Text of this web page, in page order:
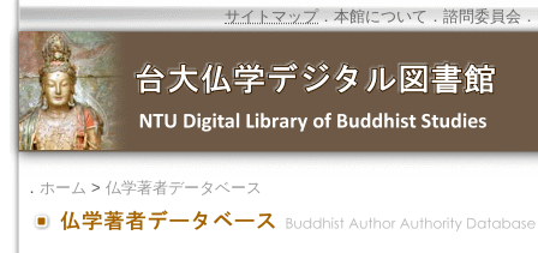
サイトマップ．本館について ．諮問委員会 ．
． ホーム > 仏学著者データベース